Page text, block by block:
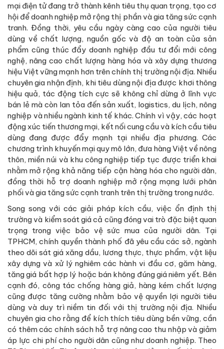
mại điện tử đang trở thành kênh tiêu thụ quan trọng, tạo cơ
hội để doanh nghiệp mở rộng thị phần và gia tăng sức cạnh
tranh. Đồng thời, yêu cầu ngày càng cao của người tiêu
dùng về chất lượng, nguồn gốc và độ an toàn của sản
phẩm cũng thúc đẩy doanh nghiệp đầu tư đổi mới công
nghệ, nâng cao chất lượng hàng hóa và xây dựng thương
hiệu Việt vững mạnh hơn trên chính thị trường nội địa. Nhiều
chuyên gia nhận định, khi tiêu dùng nội địa được khơi thông
hiệu quả, tác động tích cực sẽ không chỉ dừng ở lĩnh vực
bán lẻ mà còn lan tỏa đến sản xuất, logistics, du lịch, nông
nghiệp và nhiều ngành kinh tế khác. Chính vì vậy, các hoạt
động xúc tiến thương mại, kết nối cung cầu và kích cầu tiêu
dùng đang được đẩy mạnh tại nhiều địa phương. Các
chương trình khuyến mại quy mô lớn, đưa hàng Việt về nông
thôn, miền núi và khu công nghiệp tiếp tục được triển khai
nhằm mở rộng khả năng tiếp cận hàng hóa cho người dân,
đồng thời hỗ trợ doanh nghiệp mở rộng mạng lưới phân
phối và gia tăng sức cạnh tranh trên thị trường trong nước.
Song song với các giải pháp kích cầu, việc ổn định thị
trường và kiểm soát giá cả cũng đóng vai trò đặc biệt quan
trọng trong việc bảo vệ sức mua của người dân. Tại
TPHCM, chính quyền thành phố đã yêu cầu các sở, ngành
theo dõi sát giá xăng dầu, lương thực, thực phẩm, vật liệu
xây dựng và xử lý nghiêm các hành vi đầu cơ, găm hàng,
tăng giá bất hợp lý hoặc bán không đúng giá niêm yết. Bên
cạnh đó, công tác chống hàng giả, hàng kém chất lượng
cũng được tăng cường nhằm bảo vệ quyền lợi người tiêu
dùng và duy trì niềm tin đối với thị trường nội địa. Nhiều
chuyên gia cho rằng để kích thích tiêu dùng bền vững, cần
có thêm các chính sách hỗ trợ nâng cao thu nhập và giảm
áp lực chi phí cho người dân cũng như doanh nghiệp. Theo